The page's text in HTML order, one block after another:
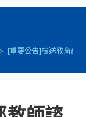
> [重要公告]檢送教育部